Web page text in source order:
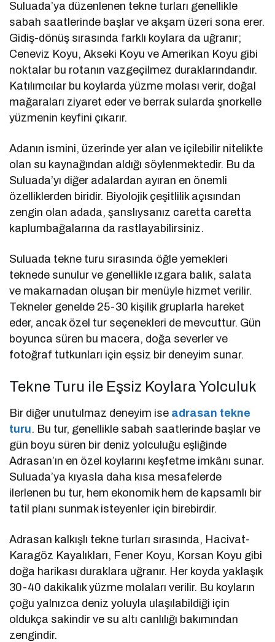
Suluada’ya düzenlenen tekne turları genellikle
sabah saatlerinde başlar ve akşam üzeri sona erer.
Gidiş-dönüş sırasında farklı koylara da uğranır;
Ceneviz Koyu, Akseki Koyu ve Amerikan Koyu gibi
noktalar bu rotanın vazgeçilmez duraklarındandır.
Katılımcılar bu koylarda yüzme molası verir, doğal
mağaraları ziyaret eder ve berrak sularda şnorkelle
yüzmenin keyfini çıkarır.
Adanın ismini, üzerinde yer alan ve içilebilir nitelikte
olan su kaynağından aldığı söylenmektedir. Bu da
Suluada’yı diğer adalardan ayıran en önemli
özelliklerden biridir. Biyolojik çeşitlilik açısından
zengin olan adada, şanslıysanız caretta caretta
kaplumbağalarına da rastlayabilirsiniz.
Suluada tekne turu sırasında öğle yemekleri
teknede sunulur ve genellikle ızgara balık, salata
ve makarnadan oluşan bir menüyle hizmet verilir.
Tekneler genelde 25-30 kişilik gruplarla hareket
eder, ancak özel tur seçenekleri de mevcuttur. Gün
boyunca süren bu macera, doğa severler ve
fotoğraf tutkunları için eşsiz bir deneyim sunar.
Tekne Turu ile Eşsiz Koylara Yolculuk
Bir diğer unutulmaz deneyim ise adrasan tekne
turu. Bu tur, genellikle sabah saatlerinde başlar ve
gün boyu süren bir deniz yolculuğu eşliğinde
Adrasan’ın en özel koylarını keşfetme imkânı sunar.
Suluada’ya kıyasla daha kısa mesafelerde
ilerlenen bu tur, hem ekonomik hem de kapsamlı bir
tatil planı sunmak isteyenler için birebirdir.
Adrasan kalkışlı tekne turları sırasında, Hacivat-
Karagöz Kayalıkları, Fener Koyu, Korsan Koyu gibi
doğa harikası duraklara uğranır. Her koyda yaklaşık
30-40 dakikalık yüzme molaları verilir. Bu koyların
çoğu yalnızca deniz yoluyla ulaşılabildiği için
oldukça sakindir ve su altı canlılığı bakımından
zengindir.